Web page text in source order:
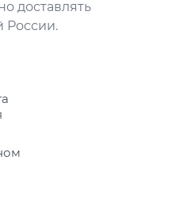
доставлять
России.